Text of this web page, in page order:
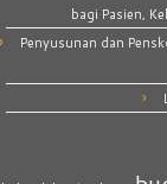
bagi Pasien,
Penyusunan dan